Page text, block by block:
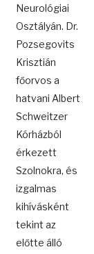
Neurológiai
Osztályán. Dr.
Pozsegovits
Krisztián
főorvos a
hatvani Albert
Schweitzer
Kórházból
érkezett
Szolnokra, és
izgalmas
kihívásként
tekint az
előtte álló